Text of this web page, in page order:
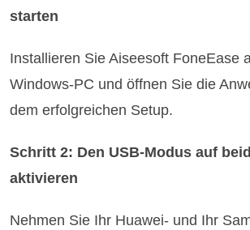
starten
Installieren Sie Aiseesoft FoneEase
Windows-PC und öffnen Sie die
dem erfolgreichen Setup.
Schritt 2: Den USB-Modus auf
aktivieren
Nehmen Sie Ihr Huawei- und Ihr